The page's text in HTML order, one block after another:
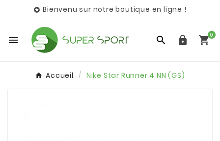
 Bienvenu sur notre boutique en ligne !
   0
Accueil Nike Star Runner 4 NN (GS)